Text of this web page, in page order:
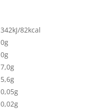
342kJ/82kcal
0g
0g
7,0g
5,6g
0,05g
0,02g